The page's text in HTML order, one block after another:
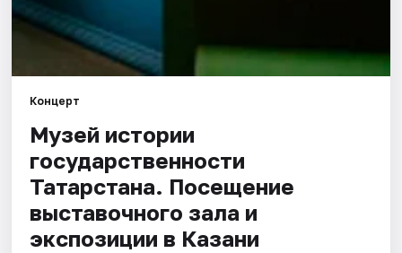
Концерт
Музей истории
государственности
Татарстана. Посещение
выставочного зала и
экспозиции в Казани